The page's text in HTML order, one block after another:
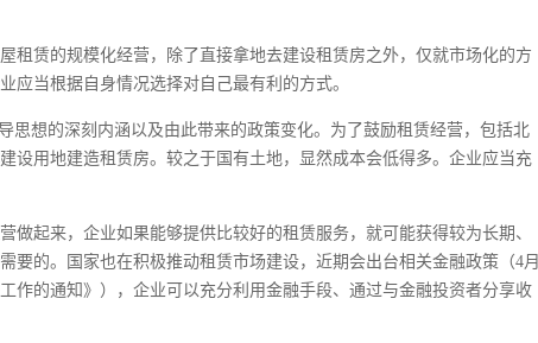
租赁的规模化经营，除了直接拿地去建设租赁房之外，仅就市场化的方
应当根据自身情况选择对自己最有利的方式。
思想的深刻内涵以及由此带来的政策变化。为了鼓励租赁经营，包括北
设用地建造租赁房。较之于国有土地，显然成本会低得多。企业应当充
起来，企业如果能够提供比较好的租赁服务，就可能获得较为长期、
的。国家也在积极推动租赁市场建设，近期会出台相关金融政策（4月
作的通知》），企业可以充分利用金融手段、通过与金融投资者分享收